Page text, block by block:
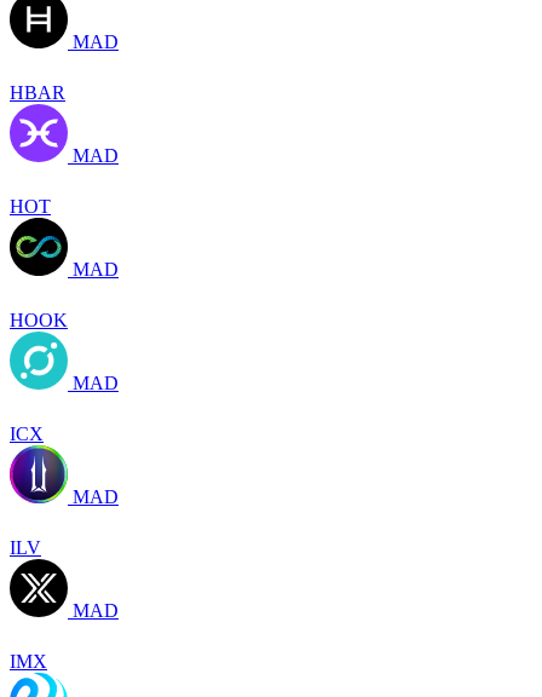
MAD
HBAR
MAD
HOT
MAD
HOOK
MAD
ICX
MAD
ILV
MAD
IMX